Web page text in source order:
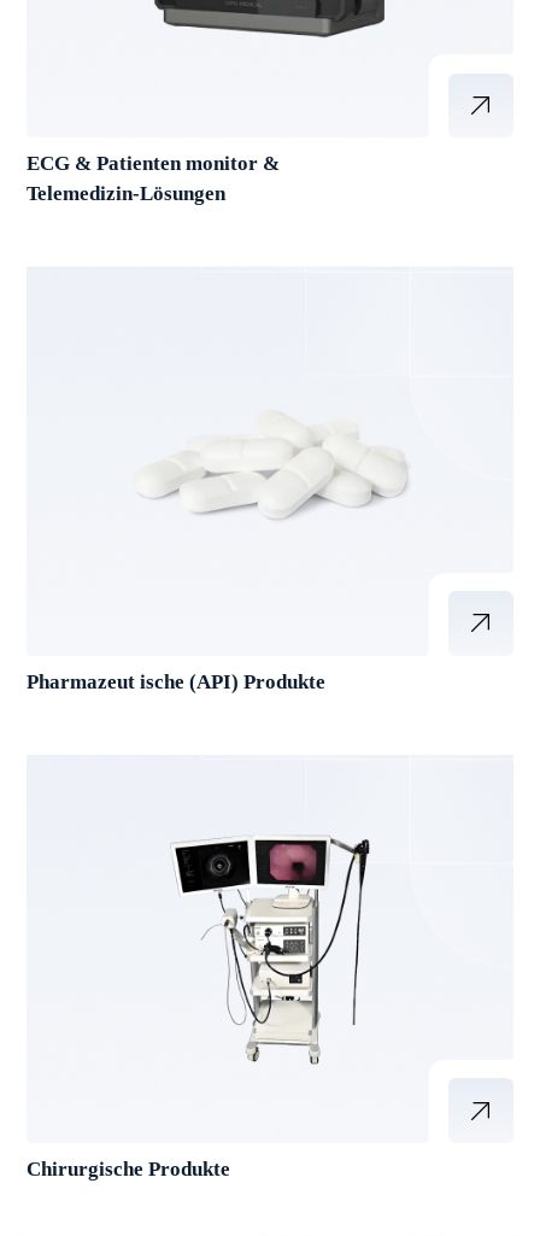
ECG & Patienten monitor &
Telemedizin-Lösungen
Pharmazeut ische (API) Produkte
Chirurgische Produkte